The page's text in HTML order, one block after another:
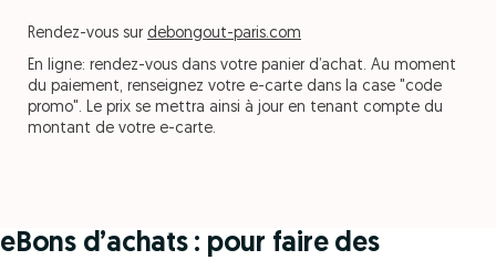
Rendez-vous sur debongout-paris.com
En ligne: rendez-vous dans votre panier d’achat. Au moment
du paiement, renseignez votre e-carte dans la case "code
promo". Le prix se mettra ainsi à jour en tenant compte du
montant de votre e-carte.
eBons d’achats : pour faire des